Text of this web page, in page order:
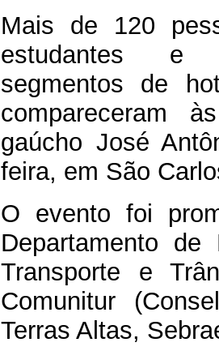
Mais de 120
estudantes e
segmentos de
compareceram
gaúcho José
feira, em São
O evento foi
Departamento
Transporte e
Comunitur
Terras Altas,